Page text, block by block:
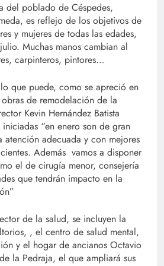
del poblado de Céspedes,
es reflejo de los objetivos de
y mujeres de todas las edades,
Muchas manos cambian al
carpinteros, pintores…
que puede, como se apreció en
de remodelación de la
Kevin Hernández Batista
iniciadas “en enero son de gran
atención adecuada y con mejores
Además vamos a disponer
el de cirugía menor, consejería
que tendrán impacto en la
de la salud, se incluyen la
, el centro de salud mental,
y el hogar de ancianos Octavio
la Pedraja, el que ampliará sus